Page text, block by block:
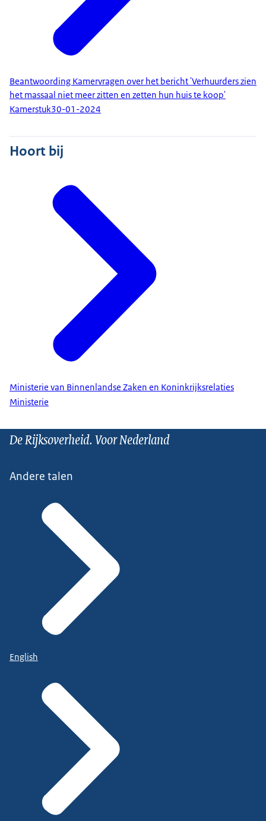
Beantwoording Kamervragen over het bericht 'Verhuurders zien
het massaal niet meer zitten en zetten hun huis te koop'
Kamerstuk30-01-2024
Hoort bij
Ministerie van Binnenlandse Zaken en Koninkrijksrelaties
Ministerie
De Rijksoverheid. Voor Nederland
Andere talen
English